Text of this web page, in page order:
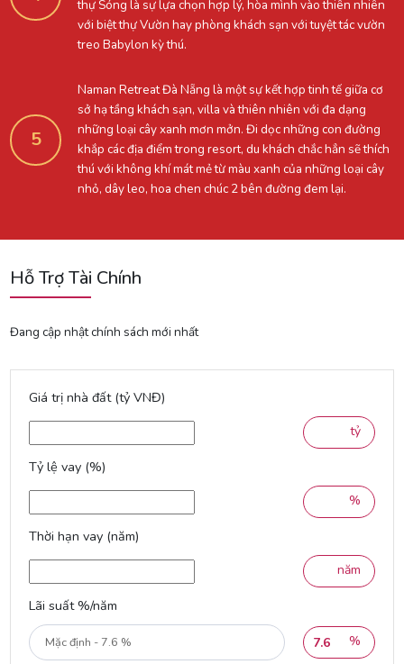
thự Sóng là sự lựa chọn hợp lý, hòa mình vào thiên nhiên
với biệt thự Vườn hay phòng khách sạn với tuyệt tác vườn
treo Babylon kỳ thú.
5
Naman Retreat Đà Nẵng là một sự kết hợp tinh tế giữa cơ
sở hạ tầng khách sạn, villa và thiên nhiên với đa dạng
những loại cây xanh mơn mởn. Đi dọc những con đường
khắp các địa điểm trong resort, du khách chắc hẳn sẽ thích
thú với không khí mát mẻ từ màu xanh của những loại cây
nhỏ, dây leo, hoa chen chúc 2 bên đường đem lại.
Hỗ Trợ Tài Chính
Đang cập nhật chính sách mới nhất
Giá trị nhà đất (tỷ VNĐ)
tỷ
Tỷ lệ vay (%)
%
Thời hạn vay (năm)
năm
Lãi suất %/năm
%